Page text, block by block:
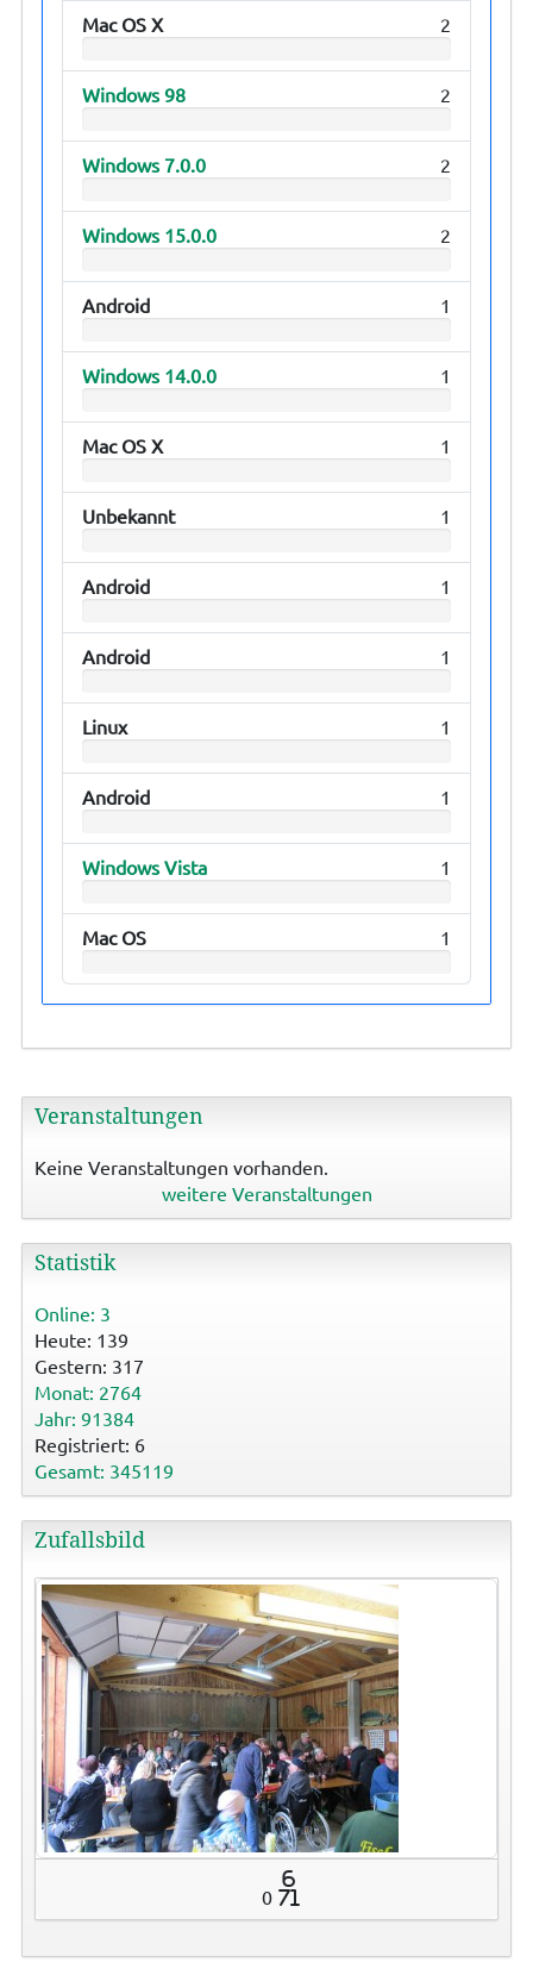
Mac OS X 2
Windows 98 2
Windows 7.0.0 2
Windows 15.0.0 2
Android 1
Windows 14.0.0 1
Mac OS X 1
Unbekannt 1
Android 1
Android 1
Linux 1
Android 1
Windows Vista 1
Mac OS 1
Veranstaltungen
Keine Veranstaltungen vorhanden.
weitere Veranstaltungen
Statistik
Online: 3
Heute: 139
Gestern: 317
Monat: 2764
Jahr: 91384
Registriert: 6
Gesamt: 345119
Zufallsbild
0
6
71